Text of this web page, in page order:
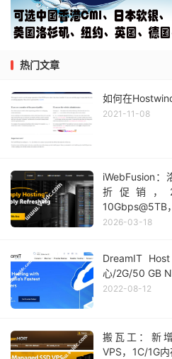
热门文章
如何在
2021-11-08
iWebFusion：
折促销，2
10Gbps@5TB
2026-03-18
DreamIT
心/2G/50 GB
2022-08-12
搬瓦工：新
VPS，1C/1G